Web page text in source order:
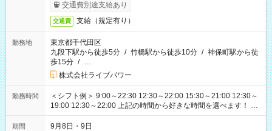
交通費別途支給あり
交通費 支給（規定有り）
勤務地
東京都千代田区
九段下駅から徒歩5分 / 竹橋駅から徒歩10分 / 神保町駅から徒
歩15分 / …
株式会社ライブパワー
勤務時間
＜シフト例＞ 9:00～22:30 12:30～22:00 15:30～21:00 12:30～
19:00 12:30～22:00 上記の時間から好きな時間を選べます！ ※
時間は変更となる可能性があります
期間 9月8日・9日